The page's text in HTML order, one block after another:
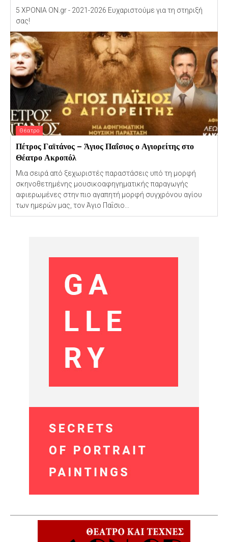
5 ΧΡΟΝΙΑ ON.gr - 2021-2026 Ευχαριστούμε για τη στηριξή
σας!
Θέατρο
Πέτρος Γαϊτάνος – Άγιος Παΐσιος ο Αγιορείτης στο
Θέατρο Ακροπόλ
Μια σειρά από ξεχωριστές παραστάσεις υπό τη μορφή
σκηνοθετημένης μουσικοαφηγηματικής παραγωγής
αφιερωμένες στην πιο αγαπητή μορφή συγχρόνου αγίου
των ημερών μας, τον Άγιο Παΐσιο...